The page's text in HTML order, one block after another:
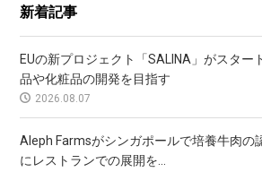
新着記事
EUの新プロジェクト「SALINA」がスター
品や化粧品の開発を目指す
2026.08.07
Aleph Farmsがシンガポールで培養牛肉の
にレストランでの展開を...